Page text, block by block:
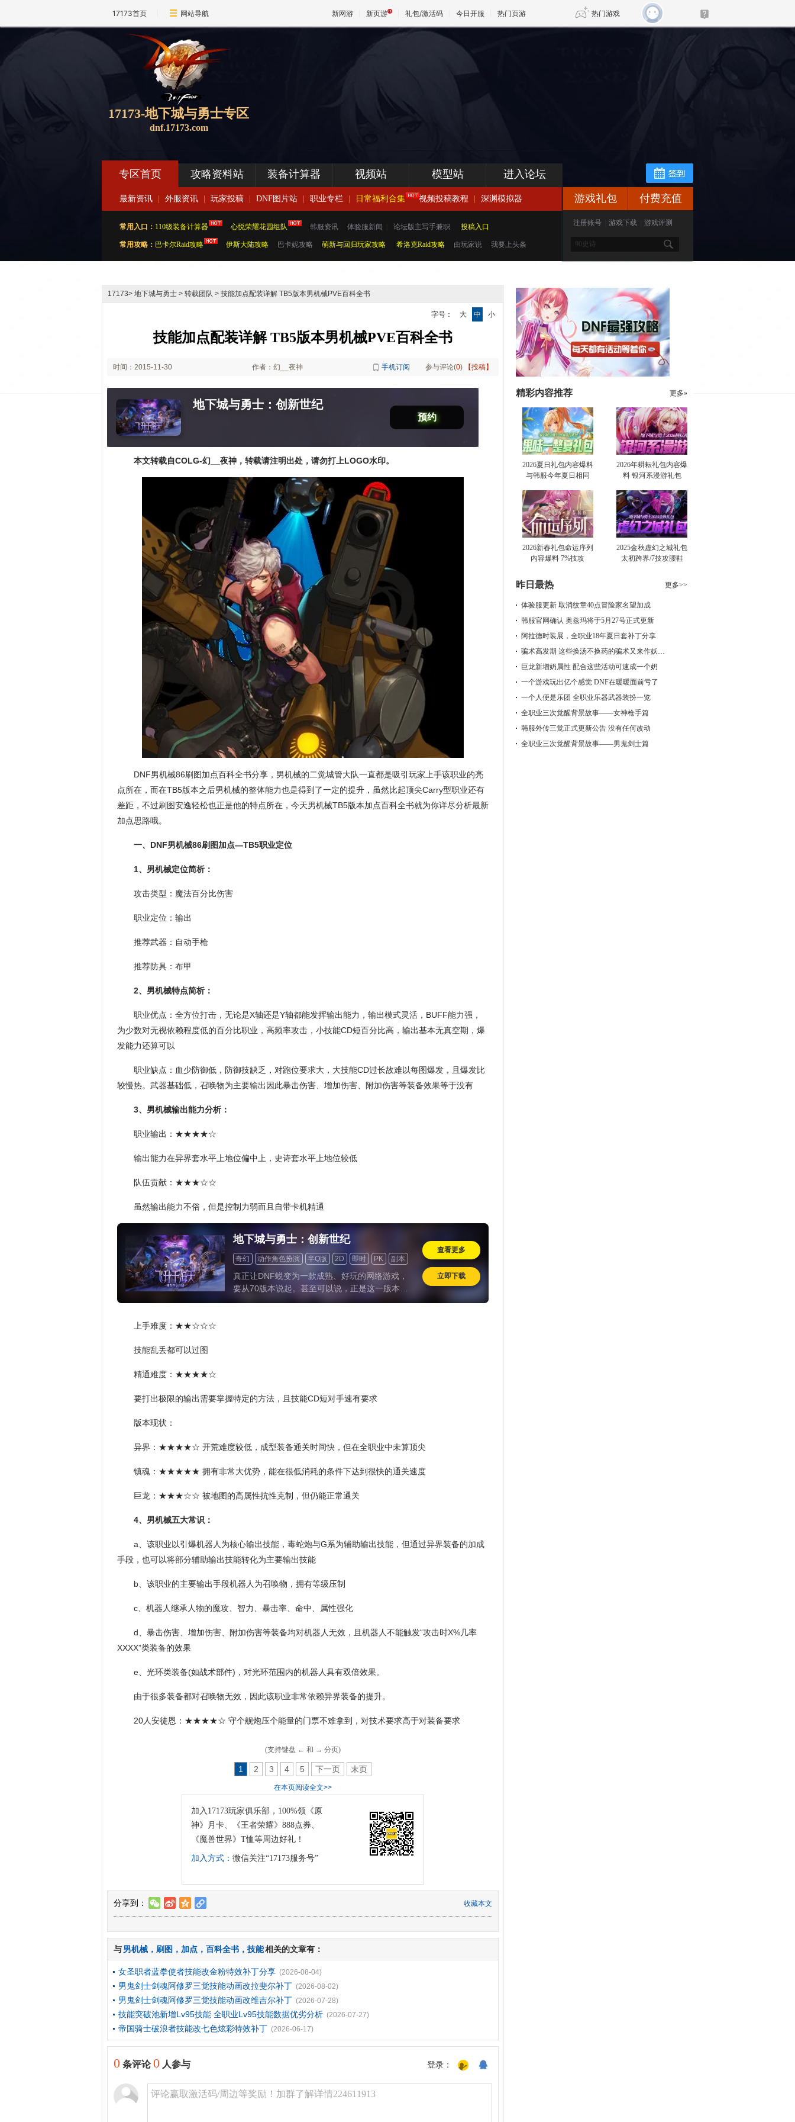
17173首页 网站导航 新网游 新页游 礼包/激活码 今日开服 热门页游 热门游戏
17173-地下城与勇士专区
dnf.17173.com
专区首页 攻略资料站 装备计算器 视频站 模型站 进入论坛
最新资讯 外服资讯 玩家投稿 DNF图片站 职业专栏 日常福利合集 视频投稿教程 深渊模拟器
常用入口： 110级装备计算器 心悦荣耀花园组队 韩服资讯 体验服新闻 论坛版主写手兼职 投稿入口
常用攻略： 巴卡尔Raid攻略 伊斯大陆攻略 巴卡妮攻略 萌新与回归玩家攻略 希洛克Raid攻略 由玩家说 我要上头条
游戏礼包 付费充值
注册账号 游戏下载 游戏评测
17173> 地下城与勇士 > 转载团队 > 技能加点配装详解 TB5版本男机械PVE百科全书
字号： 大 中 小
技能加点配装详解 TB5版本男机械PVE百科全书
时间：2015-11-30 作者：幻__夜神 手机订阅 参与评论(0) 【投稿】
地下城与勇士：创新世纪
预约
本文转载自COLG-幻__夜神，转载请注明出处，请勿打上LOGO水印。
DNF男机械86刷图加点百科全书分享，男机械的二觉城管大队一直都是吸引玩家上手该职业的亮
点所在，而在TB5版本之后男机械的整体能力也是得到了一定的提升，虽然比起顶尖Carry型职业还有
差距，不过刷图安逸轻松也正是他的特点所在，今天男机械TB5版本加点百科全书就为你详尽分析最新
加点思路哦。
一、DNF男机械86刷图加点—TB5职业定位
1、男机械定位简析：
攻击类型：魔法百分比伤害
职业定位：输出
推荐武器：自动手枪
推荐防具：布甲
2、男机械特点简析：
职业优点：全方位打击，无论是X轴还是Y轴都能发挥输出能力，输出模式灵活，BUFF能力强，
为少数对无视依赖程度低的百分比职业，高频率攻击，小技能CD短百分比高，输出基本无真空期，爆
发能力还算可以
职业缺点：血少防御低，防御技缺乏，对跑位要求大，大技能CD过长故难以每图爆发，且爆发比
较慢热。武器基础低，召唤物为主要输出因此暴击伤害、增加伤害、附加伤害等装备效果等于没有
3、男机械输出能力分析：
职业输出：★★★★☆
输出能力在异界套水平上地位偏中上，史诗套水平上地位较低
队伍贡献：★★★☆☆
虽然输出能力不俗，但是控制力弱而且自带卡机精通
地下城与勇士：创新世纪
奇幻 动作角色扮演 半Q版 2D 即时 PK
副本
动作
横版 道具收费 怀旧
真正让DNF蜕变为一款成熟、好玩的网络游戏，
要从70版本说起。甚至可以说，正是这一版本，
将DNF从侧重单机体验的街机风格，转向具备现
查看更多
立即下载
上手难度：★★☆☆☆
技能乱丢都可以过图
精通难度：★★★★☆
要打出极限的输出需要掌握特定的方法，且技能CD短对手速有要求
版本现状：
异界：★★★★☆ 开荒难度较低，成型装备通关时间快，但在全职业中未算顶尖
镇魂：★★★★★ 拥有非常大优势，能在很低消耗的条件下达到很快的通关速度
巨龙：★★★☆☆ 被地图的高属性抗性克制，但仍能正常通关
4、男机械五大常识：
a、该职业以引爆机器人为核心输出技能，毒蛇炮与G系为辅助输出技能，但通过异界装备的加成
手段，也可以将部分辅助输出技能转化为主要输出技能
b、该职业的主要输出手段机器人为召唤物，拥有等级压制
c、机器人继承人物的魔攻、智力、暴击率、命中、属性强化
d、暴击伤害、增加伤害、附加伤害等装备均对机器人无效，且机器人不能触发“攻击时X%几率
XXXX”类装备的效果
e、光环类装备(如战术部件)，对光环范围内的机器人具有双倍效果。
由于很多装备都对召唤物无效，因此该职业非常依赖异界装备的提升。
20人安徒恩：★★★★☆ 守个舰炮压个能量的门票不难拿到，对技术要求高于对装备要求
(支持键盘 ← 和 → 分页)
1 2 3 4 5 下一页 末页
在本页阅读全文>>
加入17173玩家俱乐部，100%领《原
神》月卡、《王者荣耀》888点券、
《魔兽世界》T恤等周边好礼！
加入方式： 微信关注“17173服务号”
分享到： w t z l 收藏本文
与男机械 ， 刷图 ， 加点 ， 百科全书 ， 技能相关的文章有：
女圣职者蓝拳使者技能改金粉特效补丁分享 (2026-08-04)
男鬼剑士剑魂阿修罗三觉技能动画改拉斐尔补丁 (2026-08-02)
男鬼剑士剑魂阿修罗三觉技能动画改维吉尔补丁 (2026-07-28)
技能突破池新增Lv95技能 全职业Lv95技能数据优劣分析 (2026-07-27)
帝国骑士破浪者技能改七色炫彩特效补丁 (2026-06-17)
0 条评论0 人参与 登录：
评论赢取激活码/周边等奖励！加群了解详情224611913
精彩内容推荐 更多»
2026夏日礼包内容爆料
与韩服今年夏日相同
2026年耕耘礼包内容爆
料 银河系漫游礼包
2026新春礼包命运序列
内容爆料 7%技攻
2025金秋虚幻之城礼包
太初跨界/7技攻腰鞋
昨日最热 更多>>
体验服更新 取消纹章40点冒险家名望加成
韩服官网确认 奥兹玛将于5月27号正式更新
阿拉德时装展，全职业18年夏日套补丁分享
骗术高发期 这些换汤不换药的骗术又来作妖了
巨龙新增奶属性 配合这些活动可速成一个奶
一个游戏玩出亿个感觉 DNF在暖暖面前亏了
一个人便是乐团 全职业乐器武器装扮一览
全职业三次觉醒背景故事——女神枪手篇
韩服外传三觉正式更新公告 没有任何改动
全职业三次觉醒背景故事——男鬼剑士篇